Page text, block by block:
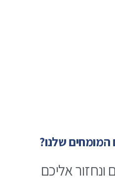
שלנו?
ונחזור אליכם